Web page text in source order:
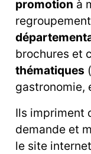
promotion à
brochures et
thématiques
gastronomie,
Ils impriment
demande et
le site internet